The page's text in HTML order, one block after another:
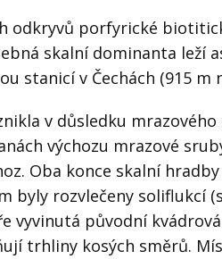
odkryvů porfyrické
skalní dominanta leží
stanicí v Čechách (915 m
v důsledku
výchozu mrazové
Oba konce skalní
byly rozvlečeny
vyvinutá původní
trhliny kosých směrů.